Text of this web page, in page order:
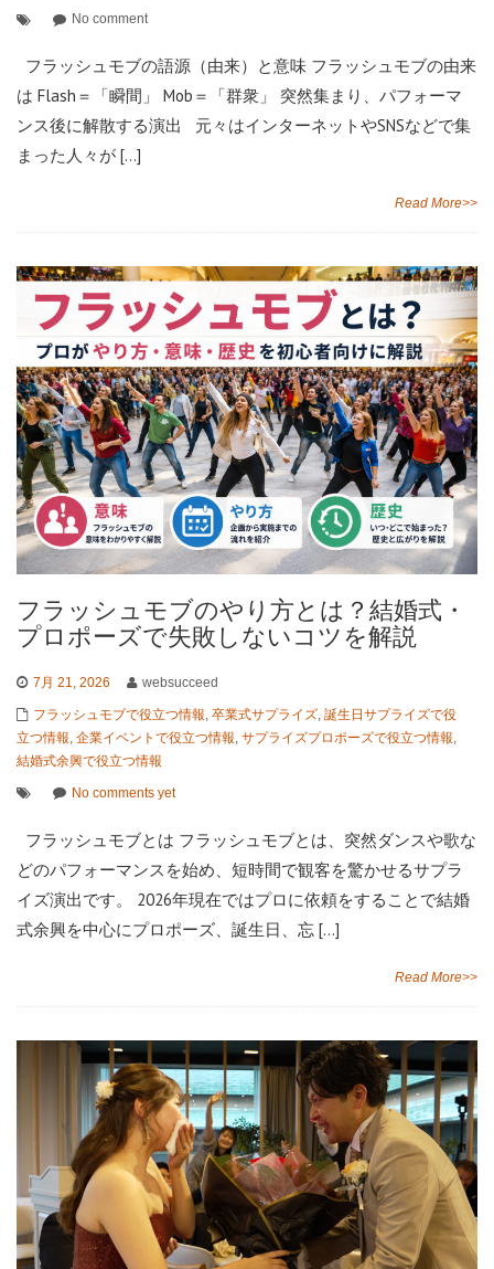
No comment
フラッシュモブの語源（由来）と意味 フラッシュモブの由来
は Flash＝「瞬間」 Mob＝「群衆」 突然集まり、パフォーマ
ンス後に解散する演出 元々はインターネットやSNSなどで集
まった人々が […]
Read More>>
フラッシュモブのやり方とは？結婚式・
プロポーズで失敗しないコツを解説
7月 21, 2026 websucceed
フラッシュモブで役立つ情報 卒業式サプライズ 誕生日サプライズで役
立つ情報 企業イベントで役立つ情報 サプライズプロポーズで役立つ情報
結婚式余興で役立つ情報
No comments yet
フラッシュモブとは フラッシュモブとは、突然ダンスや歌な
どのパフォーマンスを始め、短時間で観客を驚かせるサプラ
イズ演出です。 2026年現在ではプロに依頼をすることで結婚
式余興を中心にプロポーズ、誕生日、忘 […]
Read More>>